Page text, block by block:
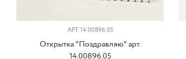
АРТ. 14.00896.05
Открытка "Поздравляю" арт.
14.00896.05